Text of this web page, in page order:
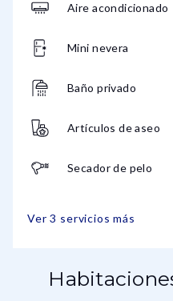
Aire acondicionado
Mini nevera
Baño privado
Artículos de aseo
Secador de pelo
Ver 3 servicios más